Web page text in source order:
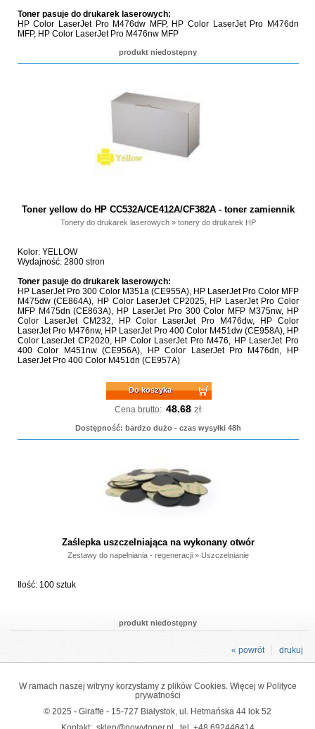
Toner pasuje do drukarek laserowych:
HP Color LaserJet Pro M476dw MFP, HP Color LaserJet Pro M476dn
MFP, HP Color LaserJet Pro M476nw MFP
produkt niedostępny
Toner yellow do HP CC532A/CE412A/CF382A - toner zamiennik
Tonery do drukarek laserowych» tonery do drukarek HP
Kolor: YELLOW
Wydajność: 2800 stron
Toner pasuje do drukarek laserowych:
HP LaserJet Pro 300 Color M351a (CE955A), HP LaserJet Pro Color MFP
M475dw (CE864A), HP Color LaserJet CP2025, HP LaserJet Pro Color
MFP M475dn (CE863A), HP LaserJet Pro 300 Color MFP M375nw, HP
Color LaserJet CM232, HP Color LaserJet Pro M476dw, HP Color
LaserJet Pro M476nw, HP LaserJet Pro 400 Color M451dw (CE958A), HP
Color LaserJet CP2020, HP Color LaserJet Pro M476, HP LaserJet Pro
400 Color M451nw (CE956A), HP Color LaserJet Pro M476dn, HP
LaserJet Pro 400 Color M451dn (CE957A)
Do koszyka
Cena brutto: 48.68 zł
Dostępność: bardzo dużo - czas wysyłki 48h
Zaślepka uszczelniająca na wykonany otwór
Zestawy do napełniania - regeneracji» Uszczelnianie
Ilość: 100 sztuk
produkt niedostępny
drukuj
« powrót
W ramach naszej witryny korzystamy z plików Cookies. Więcej w Polityce
prywatności
© 2025 - Giraffe - 15-727 Białystok, ul. Hetmańska 44 lok 52
Kontakt: sklep@nowytoner.pl tel. +48 692446414